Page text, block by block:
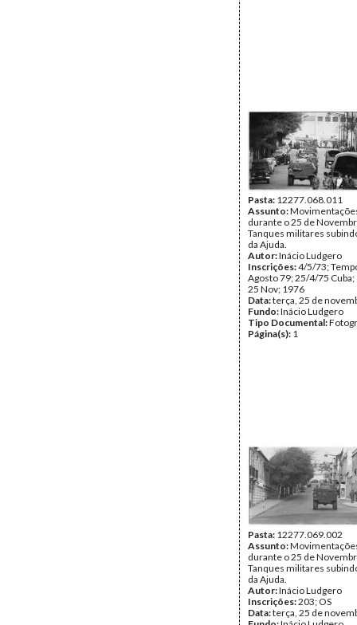
Pasta: 12277.068.011
Assunto:
durante o 25 de
Tanques militares
da Ajuda.
Autor:Inácio Ludgero
Inscrições:4/5/73;
Agosto 79; 25/4/75
25 Nov; 1976
Data:terça, 25 de
Fundo:Inácio Ludgero
Tipo Documental:
Página(s): 1
Pasta: 12277.069.002
Assunto:
durante o 25 de
Tanques militares
da Ajuda.
Autor:Inácio Ludgero
Inscrições:203; OS
Data:terça, 25 de